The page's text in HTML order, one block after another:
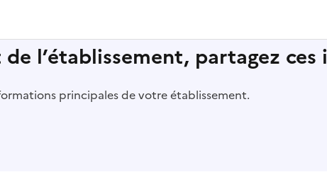
l’établissement, partagez
principales de votre établissement.